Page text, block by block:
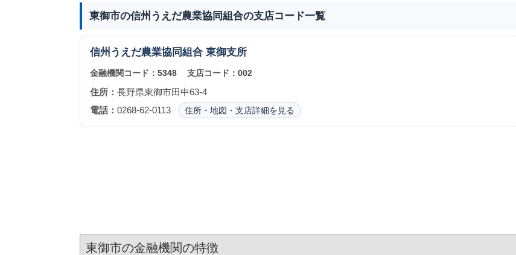
東御市の信州うえだ農業協同組合の支店コード一覧
信州うえだ農業協同組合 東御支所
金融機関コード： 5348 支店コード： 002
住所： 長野県東御市田中63-4
電話： 0268-62-0113 住所・地図・支店詳細を見る
東御市の金融機関の特徴